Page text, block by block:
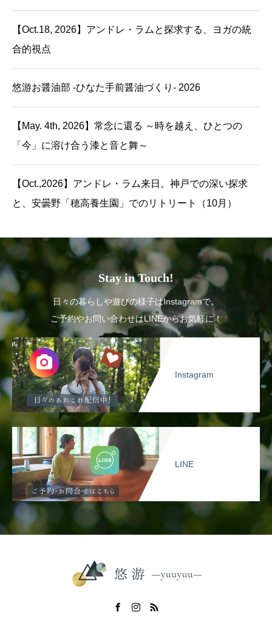
【Oct.18, 2026】アンドレ・ラムと探求する、ヨガの統
合的視点
悠游お醤油部 -ひなた手前醤油づくり- 2026
【May. 4th, 2026】常念に還る ～時を越え、ひとつの
「今」に溶け合う漆と音と舞～
【Oct.,2026】アンドレ・ラム来日。神戸での深い探求
と、安曇野「穂高養生園」でのリトリート（10月）
Stay in Touch!
日々の暮らしや遊びの様子はInstagramで。
ご予約やお問い合わせはLINEからお気軽に！
Instagram
LINE